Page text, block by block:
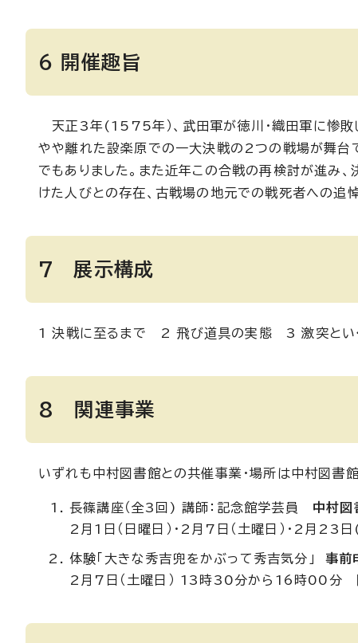
6 開催趣旨
天正3年(1575年）、武田軍が徳川・織田軍に惨敗
やや離れた設楽原での一大決戦の2つの戦場が舞台
でもありました。また近年この合戦の再検討が進み
けた人びとの存在、古戦場の地元での戦死者への追
7 展示構成
1 決戦に至るまで 2 飛び道具の実態 3 激突とい
8 関連事業
いずれも中村図書館との共催事業・場所は中村図書
長篠講座（全3回) 講師：記念館学芸員 中村図
2月1日（日曜日）・2月7日（土曜日）・2月
体験「大きな秀吉兜をかぶって秀吉気分」 事前
2月7日（土曜日） 13時30分から16時00分